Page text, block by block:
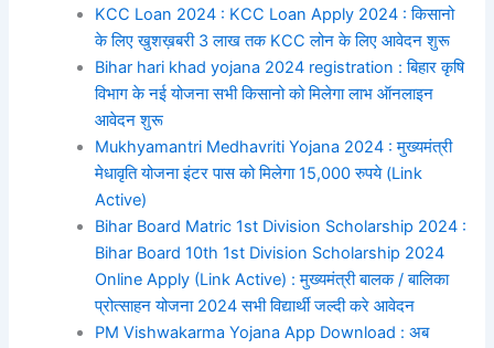
KCC Loan 2024 : KCC Loan Apply 2024 : किसानो
के लिए खुशख़बरी 3 लाख तक KCC लोन के लिए आवेदन शुरू
Bihar hari khad yojana 2024 registration : बिहार कृषि
विभाग के नई योजना सभी किसानो को मिलेगा लाभ ऑनलाइन
आवेदन शुरू
Mukhyamantri Medhavriti Yojana 2024 : मुख्यमंत्री
मेधावृति योजना इंटर पास को मिलेगा 15,000 रुपये (Link
Active)
Bihar Board Matric 1st Division Scholarship 2024 :
Bihar Board 10th 1st Division Scholarship 2024
Online Apply (Link Active) : मुख्यमंत्री बालक / बालिका
प्रोत्साहन योजना 2024 सभी विद्यार्थी जल्दी करे आवेदन
PM Vishwakarma Yojana App Download : अब